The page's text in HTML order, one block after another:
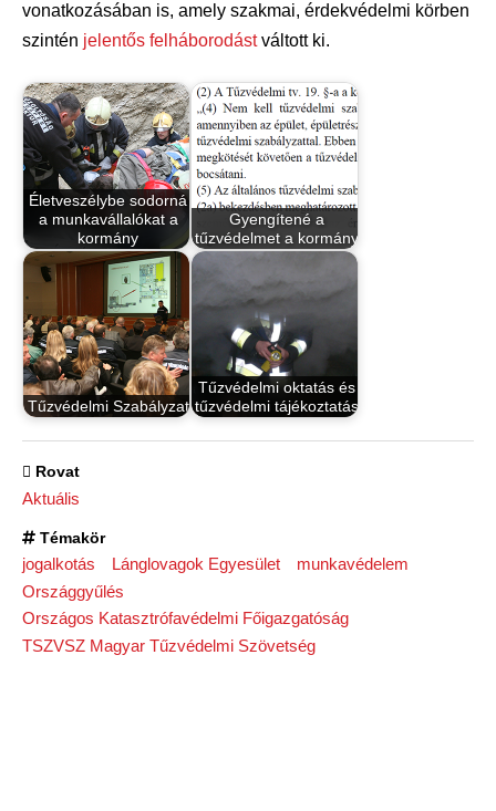
vonatkozásában is, amely szakmai, érdekvédelmi körben
szintén jelentős felháborodástváltott ki.
Életveszélybe sodorná
a munkavállalókat a
kormány
Gyengítené a
tűzvédelmet a kormány
Tűzvédelmi Szabályzat
Tűzvédelmi oktatás és
tűzvédelmi tájékoztatás
Rovat
Aktuális
Témakör
jogalkotás Lánglovagok Egyesület
munkavédelem
Országgyűlés
Országos Katasztrófavédelmi Főigazgatóság
TSZVSZ Magyar Tűzvédelmi Szövetség